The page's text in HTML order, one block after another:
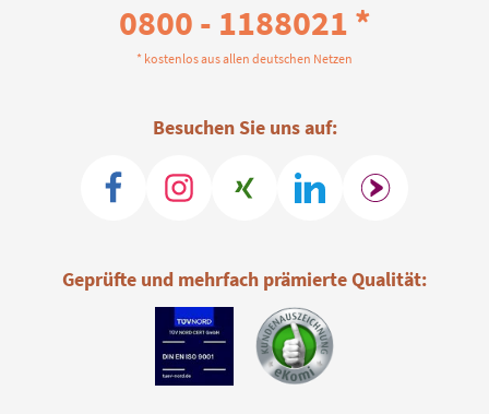
0800 - 1188021 *
* kostenlos aus allen deutschen Netzen
Besuchen Sie uns auf:
Geprüfte und mehrfach prämierte Qualität: